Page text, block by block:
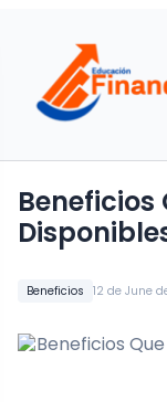
Beneficios 12 de June
Beneficios